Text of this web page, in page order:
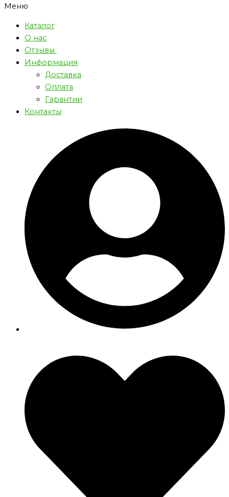
Меню
Каталог
О нас
Отзывы
Информация
Доставка
Оплата
Гарантии
Контакты